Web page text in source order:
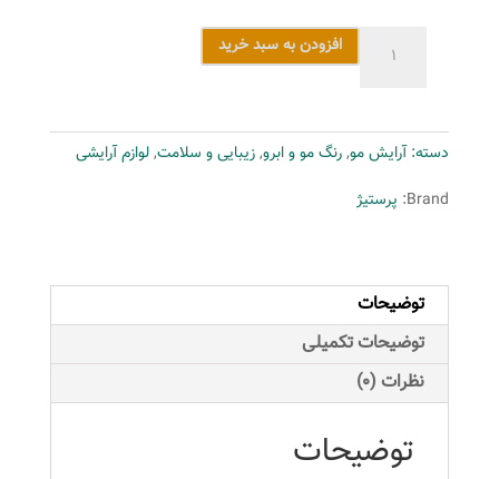
پرستیژ
کالر
شماره
120
میلی
لیتر
رنگ
فندقی
عدد
افزودن به سبد خرید
دسته:آرایش مو,رنگ مو و ابرو,زیبایی و سلامت,لوازم آرایشی
Brand: پرستیژ
توضیحات
توضیحات تکمیلی
نظرات (0)
توضیحات